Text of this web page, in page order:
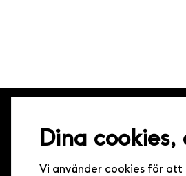
Dina
Vi använder cookies för
Live it – Minnen för